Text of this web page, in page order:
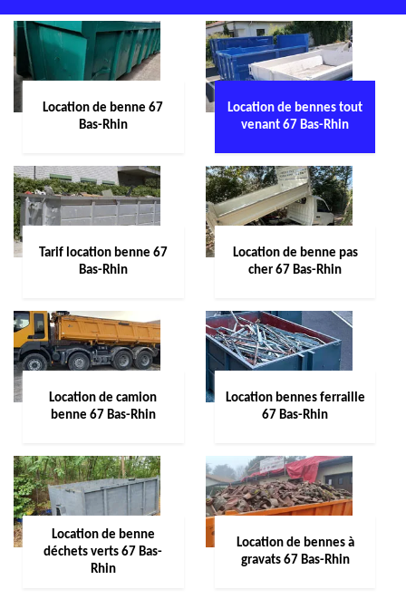
Location de benne 67
Bas-Rhin
Location de bennes tout
venant 67 Bas-Rhin
Tarif location benne 67
Bas-Rhin
Location de benne pas
cher 67 Bas-Rhin
Location de camion
benne 67 Bas-Rhin
Location bennes ferraille
67 Bas-Rhin
Location de benne
déchets verts 67 Bas-
Rhin
Location de bennes à
gravats 67 Bas-Rhin